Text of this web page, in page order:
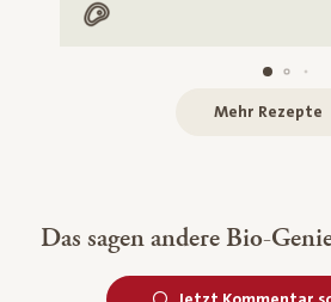
Mit Fleisch
Mehr Rezepte
Das sagen andere Bio-